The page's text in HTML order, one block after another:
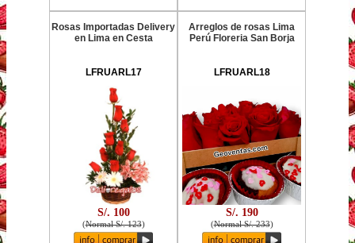
Rosas Importadas Delivery
en Lima en Cesta
LFRUARL17
S/. 100
(Normal S/. 123)
Arreglos de rosas Lima
Perú Floreria San Borja
LFRUARL18
S/. 190
(Normal S/. 233)